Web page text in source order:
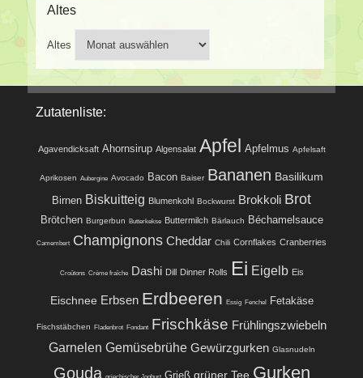
Altes
Altes
Zutatenliste:
Agavendicksaft Ahornsirup Algensalat Apfel Apfelmus Apfelsaft
Aprikosen Aubergine Avocado Bacon Baiser Bananen Basilikum
Birnen Biskuitteig Blumenkohl Bockwurst Brokkoli Brot
Brötchen Burgerbun Butterkekse Buttermilch Bärlauch Béchamelsauce
Camembert Champignons Cheddar Chili Cornflakes Cranberries
Croûtons Crème fraîche Dashi Dill Dinner Rolls Ei Eigelb Eis
Eischnee Erbsen Erdbeeren Essig Fenchel Fetakäse
Fischstäbchen Fladenbrot Fondant Frischkäse Frühlingszwiebeln
Garnelen Gemüsebrühe Gewürzgurken Glasnudeln
Gouda Grieß grüner Tee Gurken